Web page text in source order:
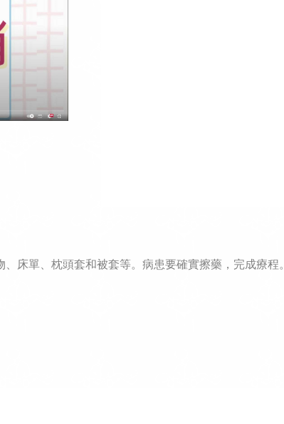
床單、枕頭套和被套等。病患要確實擦藥，完成療程。